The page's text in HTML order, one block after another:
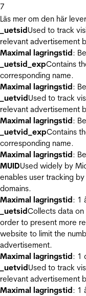
7
Läs mer om den här
_uetsidUsed to track
relevant advertisement
Maximal lagringstid:
_uetsid_expContains
corresponding name.
Maximal lagringstid:
_uetvidUsed to track
relevant advertisement
Maximal lagringstid:
_uetvid_expContains
corresponding name.
Maximal lagringstid:
MUIDUsed widely by
enables user tracking
domains.
Maximal lagringstid: 1
_uetsidCollects data
order to present more
website to limit the
advertisement.
Maximal lagringstid: 1
_uetvidUsed to track
relevant advertisement
Maximal lagringstid: 1